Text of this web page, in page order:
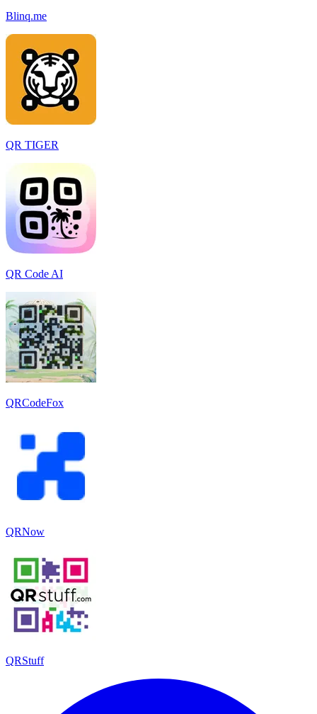
Blinq.me
QR TIGER
QR Code AI
QRCodeFox
QRNow
QRStuff